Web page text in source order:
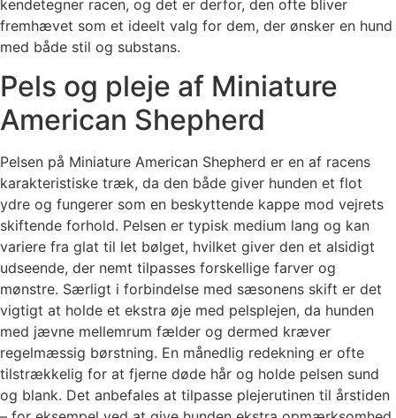
kendetegner racen, og det er derfor, den ofte bliver
fremhævet som et ideelt valg for dem, der ønsker en hund
med både stil og substans.
Pels og pleje af Miniature
American Shepherd
Pelsen på Miniature American Shepherd er en af racens
karakteristiske træk, da den både giver hunden et flot
ydre og fungerer som en beskyttende kappe mod vejrets
skiftende forhold. Pelsen er typisk medium lang og kan
variere fra glat til let bølget, hvilket giver den et alsidigt
udseende, der nemt tilpasses forskellige farver og
mønstre. Særligt i forbindelse med sæsonens skift er det
vigtigt at holde et ekstra øje med pelsplejen, da hunden
med jævne mellemrum fælder og dermed kræver
regelmæssig børstning. En månedlig redekning er ofte
tilstrækkelig for at fjerne døde hår og holde pelsen sund
og blank. Det anbefales at tilpasse plejerutinen til årstiden